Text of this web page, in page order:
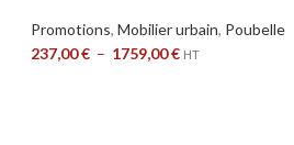
Promotions, Mobilier urbain, Poubelle
237,00€ – 1759,00€ HT